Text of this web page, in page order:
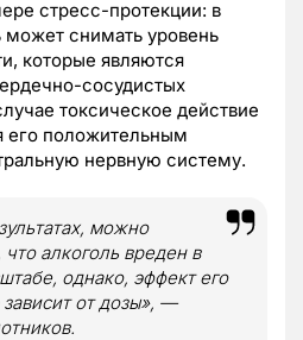
стресс-протекции: в
может снимать уровень
которые являются
сосудистых
токсическое действие
его положительным
нервную систему.
можно
что алкоголь вреден в
однако, эффект его
от дозы», —